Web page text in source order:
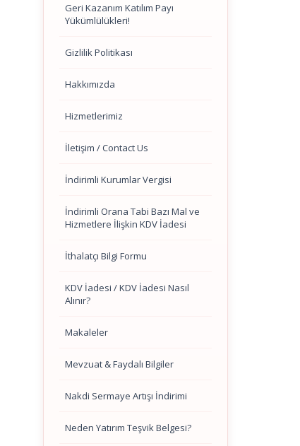
Geri Kazanım Katılım Payı
Yükümlülükleri!
Gizlilik Politikası
Hakkımızda
Hizmetlerimiz
İletişim / Contact Us
İndirimli Kurumlar Vergisi
İndirimli Orana Tabi Bazı Mal ve
Hizmetlere İlişkin KDV İadesi
İthalatçı Bilgi Formu
KDV İadesi / KDV İadesi Nasıl
Alınır?
Makaleler
Mevzuat & Faydalı Bilgiler
Nakdi Sermaye Artışı İndirimi
Neden Yatırım Teşvik Belgesi?